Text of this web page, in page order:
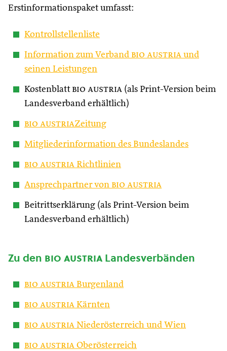
Erstinformationspaket umfasst:
Kontrollstellenliste
Information zum Verband bio austria und
seinen Leistungen
Kostenblatt bio austria (als Print-Version beim
Landesverband erhältlich)
bio austriaZeitung
Mitgliederinformation des Bundeslandes
bio austria Richtlinien
Ansprechpartner von bio austria
Beitrittserklärung (als Print-Version beim
Landesverband erhältlich)
Zu den bio austria Landesverbänden
bio austria Burgenland
bio austria Kärnten
bio austria Niederösterreich und Wien
bio austria Oberösterreich